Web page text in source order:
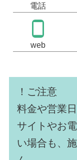
電話
web
！ご注意
料金や営業
サイトやお
い場合も、